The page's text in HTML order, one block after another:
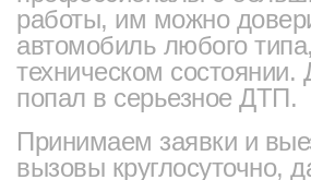
работы, им можно
автомобиль любого
техническом состоянии.
попал в серьезное ДТП.
Принимаем заявки и
вызовы круглосуточно,